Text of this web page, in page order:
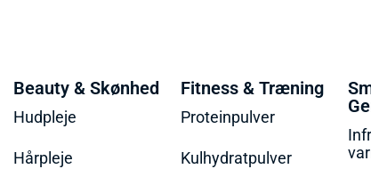
Beauty & Skønhed
Hudpleje
Hårpleje
Fitness & Træning
Proteinpulver
Kulhydratpulver